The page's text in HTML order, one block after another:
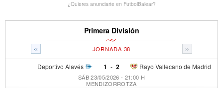
¿Quieres anunciarte en FutbolBalear?
Primera División
« »
JORNADA 38
Deportivo Alavés 1 - Rayo Vallecano de Madrid
2
SÁB 23/05/2026 - 21:00 H
MENDIZORROTZA